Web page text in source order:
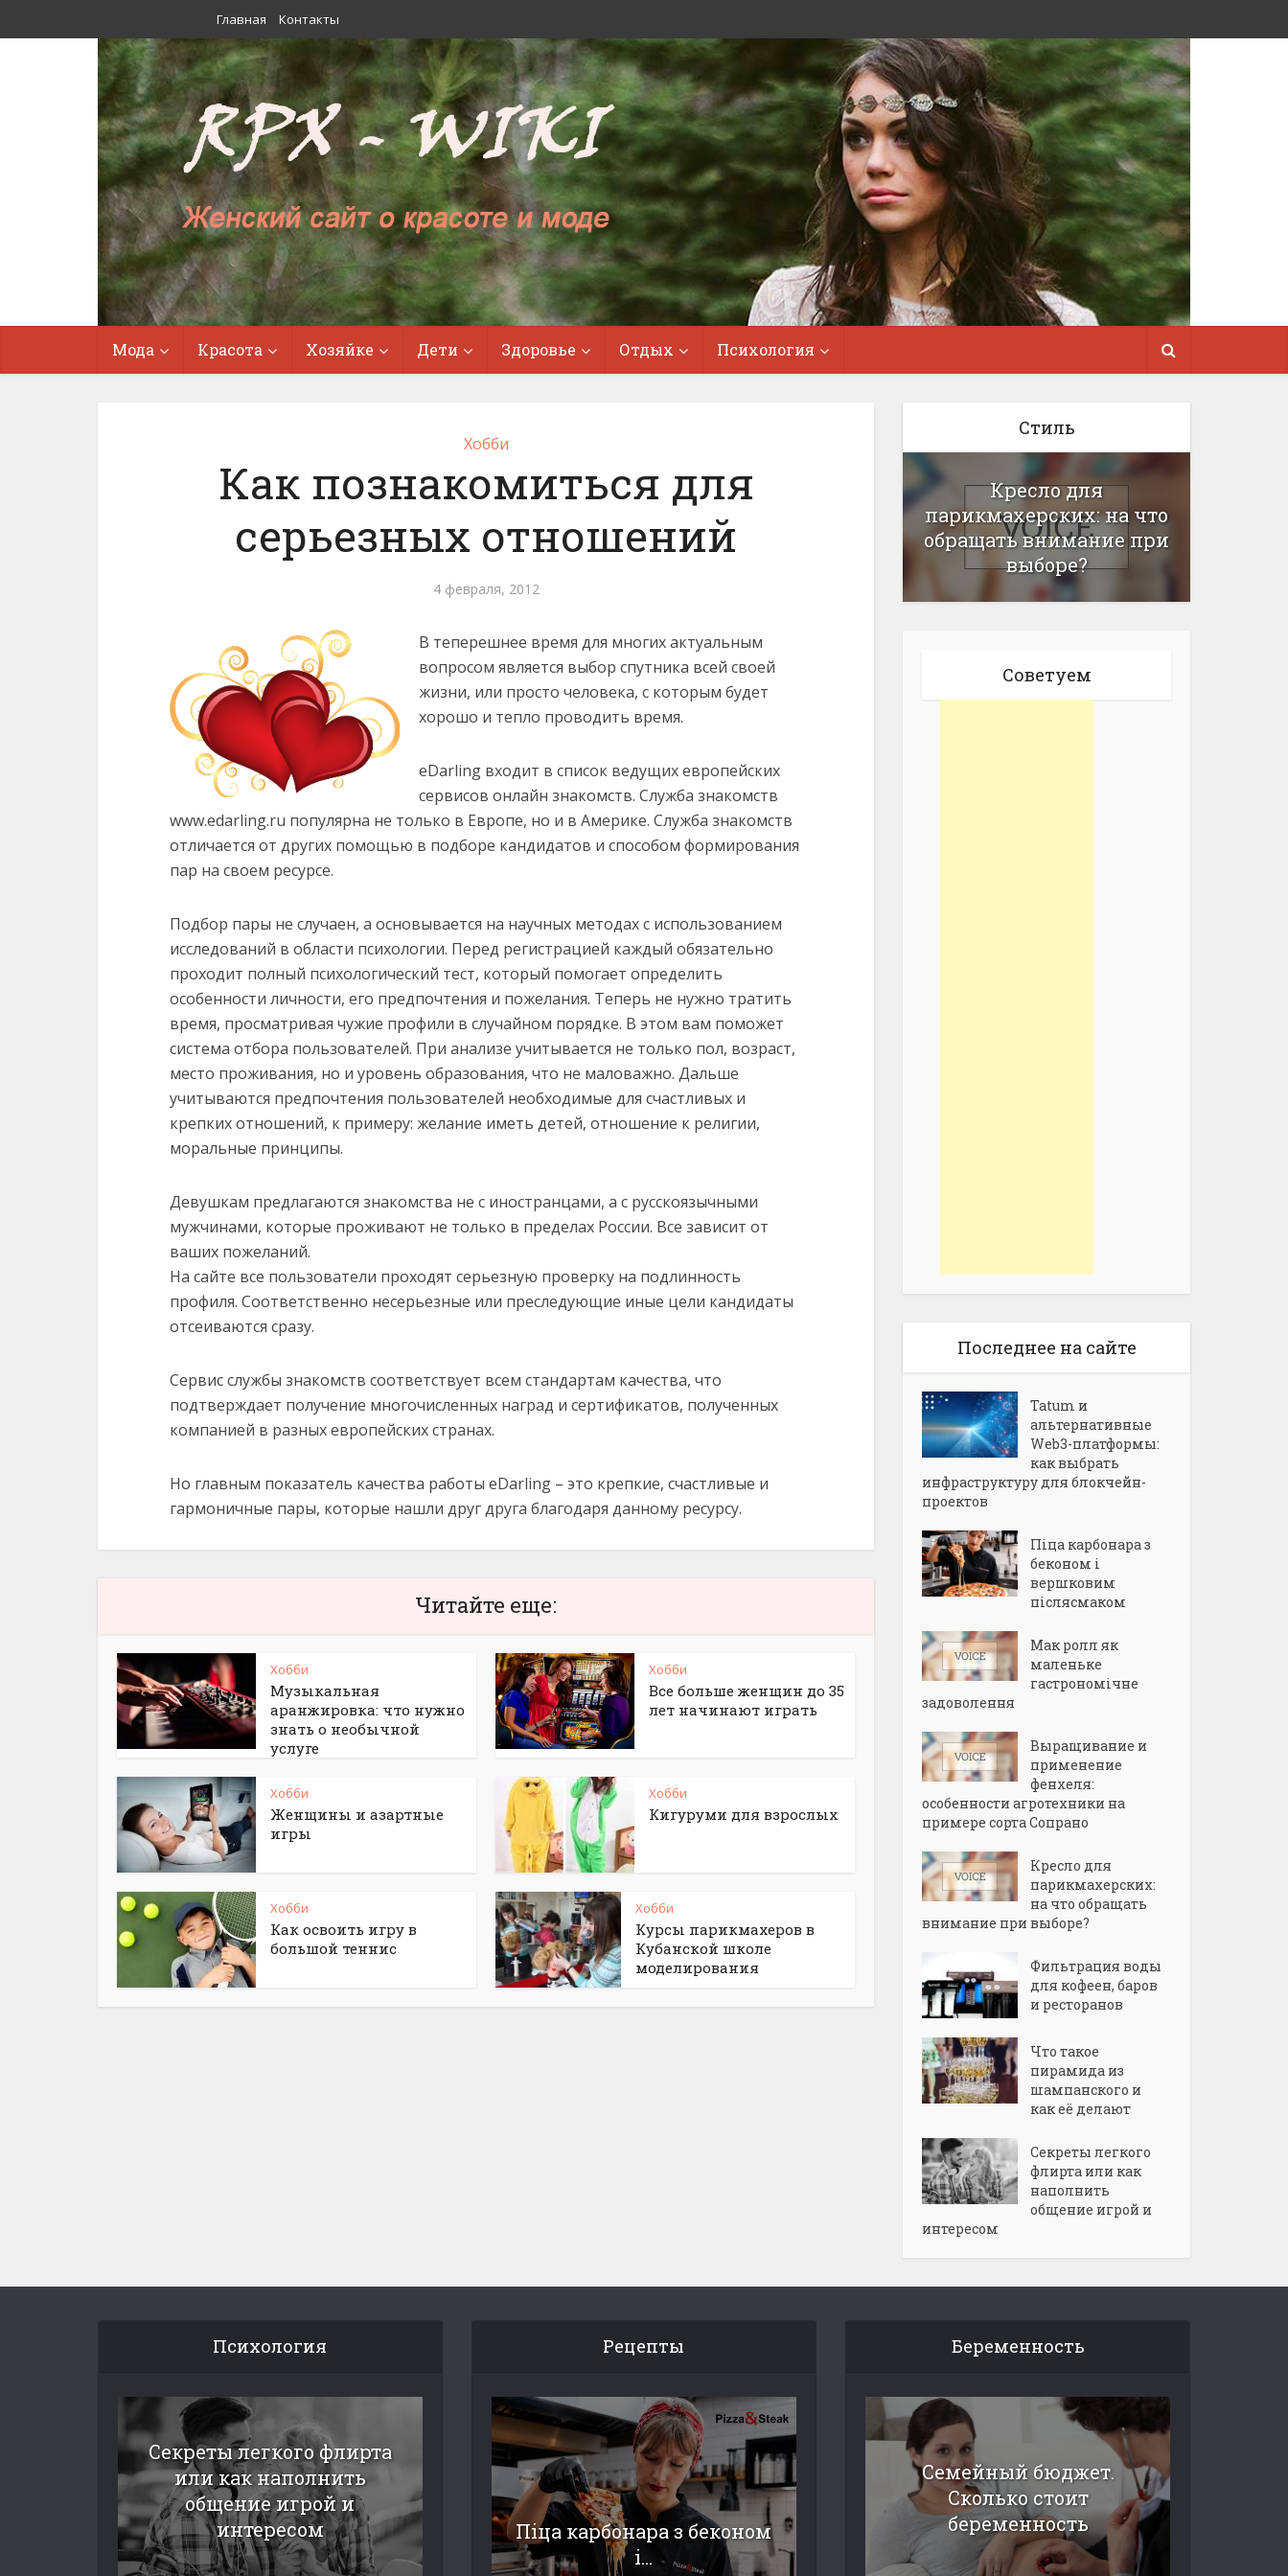
Главная Контакты
Мода Красота Хозяйке Дети Здоровье Отдых Психология
Хобби
Как познакомиться для
серьезных отношений
4 февраля, 2012
В теперешнее время для многих актуальным
вопросом является выбор спутника всей своей
жизни, или просто человека, с которым будет
хорошо и тепло проводить время.
eDarling входит в список ведущих европейских
сервисов онлайн знакомств. Служба знакомств
www.edarling.ru популярна не только в Европе, но и в Америке. Служба знакомств
отличается от других помощью в подборе кандидатов и способом формирования
пар на своем ресурсе.
Подбор пары не случаен, а основывается на научных методах с использованием
исследований в области психологии. Перед регистрацией каждый обязательно
проходит полный психологический тест, который помогает определить
особенности личности, его предпочтения и пожелания. Теперь не нужно тратить
время, просматривая чужие профили в случайном порядке. В этом вам поможет
система отбора пользователей. При анализе учитывается не только пол, возраст,
место проживания, но и уровень образования, что не маловажно. Дальше
учитываются предпочтения пользователей необходимые для счастливых и
крепких отношений, к примеру: желание иметь детей, отношение к религии,
моральные принципы.
Девушкам предлагаются знакомства не с иностранцами, а с русскоязычными
мужчинами, которые проживают не только в пределах России. Все зависит от
ваших пожеланий.
На сайте все пользователи проходят серьезную проверку на подлинность
профиля. Соответственно несерьезные или преследующие иные цели кандидаты
отсеиваются сразу.
Сервис службы знакомств соответствует всем стандартам качества, что
подтверждает получение многочисленных наград и сертификатов, полученных
компанией в разных европейских странах.
Но главным показатель качества работы eDarling – это крепкие, счастливые и
гармоничные пары, которые нашли друг друга благодаря данному ресурсу.
Читайте еще:
Хобби
Музыкальная
аранжировка: что нужно
знать о необычной
услуге
Хобби
Все больше женщин до 35
лет начинают играть
Хобби
Женщины и азартные
игры
Хобби
Кигуруми для взрослых
Хобби
Как освоить игру в
большой теннис
Хобби
Курсы парикмахеров в
Кубанской школе
моделирования
Стиль
Кресло для
парикмахерских: на что
обращать внимание при
выборе?
Советуем
Последнее на сайте
Tatum и
альтернативные
Web3-платформы:
как выбрать
инфраструктуру для блокчейн-
проектов
Піца карбонара з
беконом і
вершковим
післясмаком
Мак ролл як
маленьке
гастрономічне
задоволення
Выращивание и
применение
фенхеля:
особенности агротехники на
примере сорта Сопрано
Кресло для
парикмахерских:
на что обращать
внимание при выборе?
Фильтрация воды
для кофеен, баров
и ресторанов
Что такое
пирамида из
шампанского и
как её делают
Секреты легкого
флирта или как
наполнить
общение игрой и
интересом
Психология
Секреты легкого флирта
или как наполнить
общение игрой и
интересом
Рецепты
Піца карбонара з беконом
і...
Беременность
Семейный бюджет.
Сколько стоит
беременность